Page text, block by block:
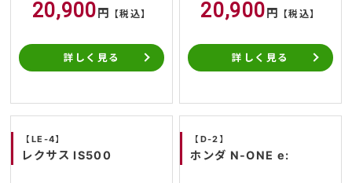
20,900 円 【税込】
詳しく見る
20,900 円 【税込】
詳しく見る
【LE-4】
レクサス IS500
【D-2】
ホンダ N-ONE e: